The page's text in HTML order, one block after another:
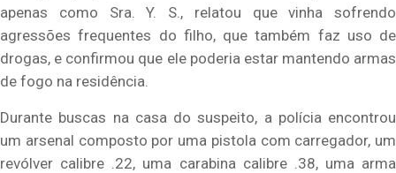
apenas como Sra. Y. S., relatou que vinha sofrendo
agressões frequentes do filho, que também faz uso de
drogas, e confirmou que ele poderia estar mantendo armas
de fogo na residência.
Durante buscas na casa do suspeito, a polícia encontrou
um arsenal composto por uma pistola com carregador, um
revólver calibre .22, uma carabina calibre .38, uma arma